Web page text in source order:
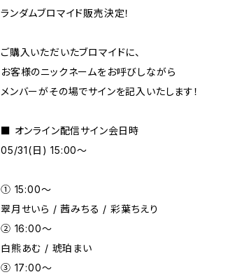
ランダムブロマイド販売決定！
ご購入いただいたブロマイドに、
お客様のニックネームをお呼びしながら
メンバーがその場でサインを記入いたします！
■ オンライン配信サイン会日時
05/31(日) 15:00〜
① 15:00〜
翠月せいら / 茜みちる / 彩葉ちえり
② 16:00〜
白熊あむ / 琥珀まい
③ 17:00〜